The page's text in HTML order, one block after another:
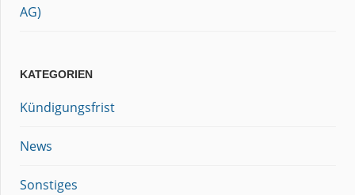
AG)
KATEGORIEN
Kündigungsfrist
News
Sonstiges